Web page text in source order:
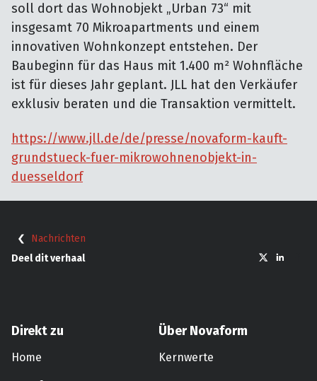
soll dort das Wohnobjekt „Urban 73“ mit
insgesamt 70 Mikroapartments und einem
innovativen Wohnkonzept entstehen. Der
Baubeginn für das Haus mit 1.400 m² Wohnfläche
ist für dieses Jahr geplant. JLL hat den Verkäufer
exklusiv beraten und die Transaktion vermittelt.
https://www.jll.de/de/presse/novaform-kauft-
grundstueck-fuer-mikrowohnenobjekt-in-
duesseldorf
Nachrichten
Deel dit verhaal
Direkt zu
Home
Über Novaform
Kernwerte